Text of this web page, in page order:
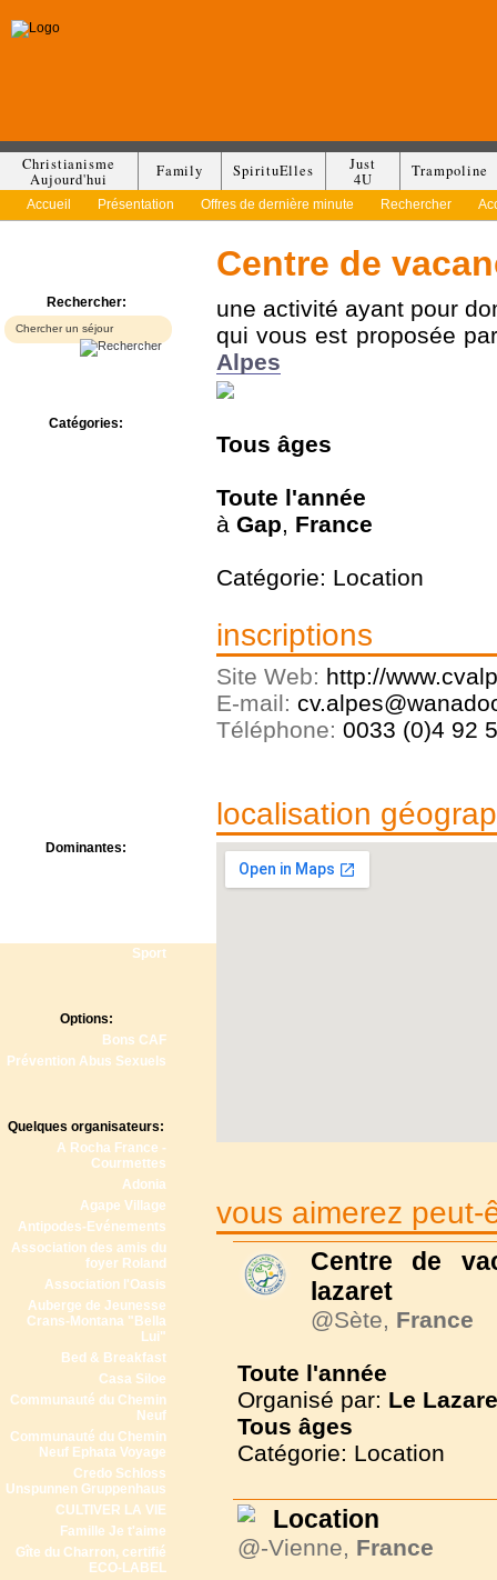
Christianisme
Aujourd'hui
Family SpirituElles
Just
4U
Trampoline
Accueil Présentation Offres de dernière minute Rechercher
Rechercher:
Catégories:
Dominantes:
Sport
Options:
Bons CAF
Prévention Abus Sexuels
Quelques organisateurs:
A Rocha France -
Courmettes
Adonia
Agape Village
Antipodes-Evénements
Association des amis du
foyer Roland
Association l'Oasis
Auberge de Jeunesse
Crans-Montana "Bella
Lui"
Bed & Breakfast
Casa Siloe
Communauté du Chemin
Neuf
Communauté du Chemin
Neuf Ephata Voyage
Credo Schloss
Unspunnen Gruppenhaus
CULTIVER LA VIE
Famille Je t'aime
Gîte du Charron, certifié
ECO-LABEL
Centre de
une activité ayant pour
qui vous est proposée
Alpes
Tous âges
Toute l'année
à Gap, France
Catégorie: Location
inscriptions
Site Web: http://
E-mail:
Téléphone: 0033 (0)4 92
localisation
vous aimerez peut-
Centre de
lazaret
@Sète, France
Toute l'année
Organisé par: Le
Tous âges
Catégorie: Location
Location
@-Vienne, France